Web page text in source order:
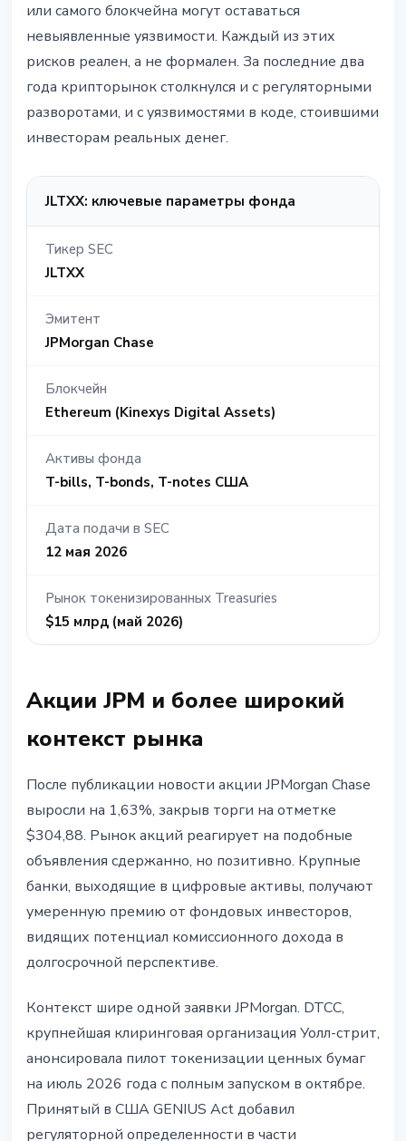
или самого блокчейна могут оставаться
невыявленные уязвимости. Каждый из этих
рисков реален, а не формален. За последние два
года крипторынок столкнулся и с регуляторными
разворотами, и с уязвимостями в коде, стоившими
инвесторам реальных денег.
JLTXX: ключевые параметры фонда
Тикер SEC
JLTXX
Эмитент
JPMorgan Chase
Блокчейн
Ethereum (Kinexys Digital Assets)
Активы фонда
T-bills, T-bonds, T-notes США
Дата подачи в SEC
12 мая 2026
Рынок токенизированных Treasuries
$15 млрд (май 2026)
Акции JPM и более широкий
контекст рынка
После публикации новости акции JPMorgan Chase
выросли на 1,63%, закрыв торги на отметке
$304,88. Рынок акций реагирует на подобные
объявления сдержанно, но позитивно. Крупные
банки, выходящие в цифровые активы, получают
умеренную премию от фондовых инвесторов,
видящих потенциал комиссионного дохода в
долгосрочной перспективе.
Контекст шире одной заявки JPMorgan. DTCC,
крупнейшая клиринговая организация Уолл-стрит,
анонсировала пилот токенизации ценных бумаг
на июль 2026 года с полным запуском в октябре.
Принятый в США GENIUS Act добавил
регуляторной определенности в части